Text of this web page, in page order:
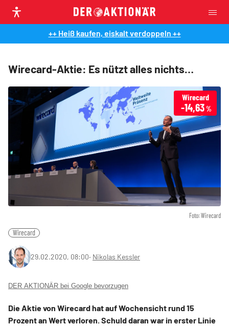
++ Heiß kaufen, eiskalt verdoppeln ++
Wirecard-Aktie: Es nützt alles nichts…
Foto: Wirecard
Wirecard
-14,63%
Wirecard
29.02.2020, 08:00‧ Nikolas Kessler
DER AKTIONÄR bei Google bevorzugen
Die Aktie von Wirecard hat auf Wochensicht rund 15
Prozent an Wert verloren. Schuld daran war in erster Linie